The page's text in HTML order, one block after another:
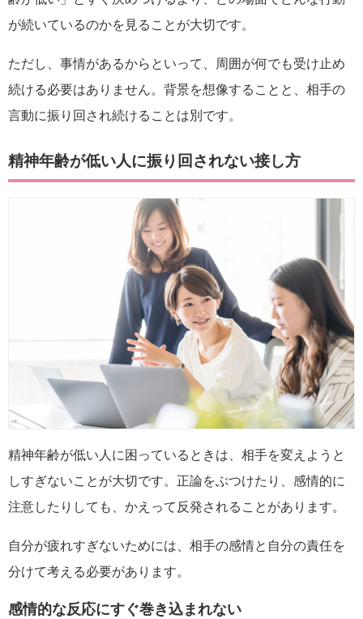
が続いているのかを見ることが大切です。
ただし、事情があるからといって、周囲が何でも受け止め
続ける必要はありません。背景を想像することと、相手の
言動に振り回され続けることは別です。
精神年齢が低い人に振り回されない接し方
精神年齢が低い人に困っているときは、相手を変えようと
しすぎないことが大切です。正論をぶつけたり、感情的に
注意したりしても、かえって反発されることがあります。
自分が疲れすぎないためには、相手の感情と自分の責任を
分けて考える必要があります。
感情的な反応にすぐ巻き込まれない